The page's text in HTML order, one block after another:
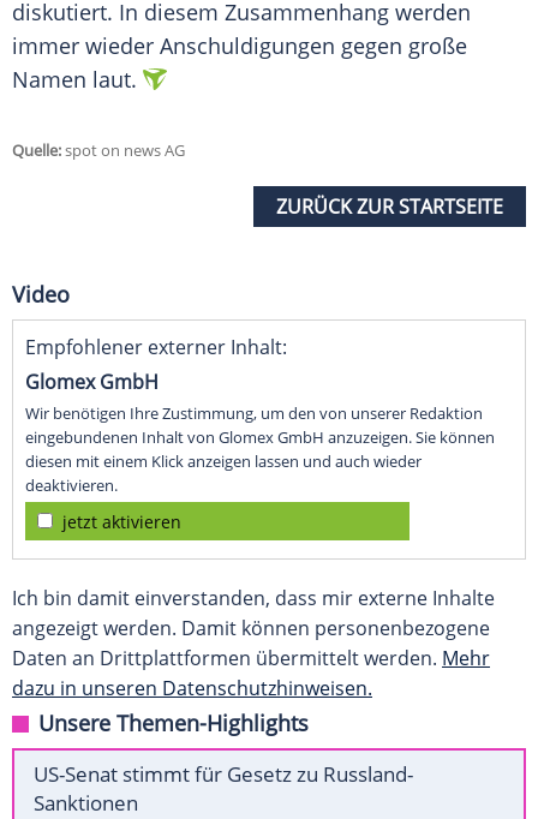
diskutiert. In diesem Zusammenhang werden
immer wieder Anschuldigungen gegen große
Namen laut.
Quelle:spot on news AG
ZURÜCK ZUR STARTSEITE
Video
Empfohlener externer Inhalt:
Glomex GmbH
Wir benötigen Ihre Zustimmung, um den von unserer Redaktion
eingebundenen Inhalt von Glomex GmbH anzuzeigen. Sie können
diesen mit einem Klick anzeigen lassen und auch wieder
deaktivieren.
jetzt aktivieren
Ich bin damit einverstanden, dass mir externe Inhalte
angezeigt werden. Damit können personenbezogene
Daten an Drittplattformen übermittelt werden. Mehr
dazu in unseren Datenschutzhinweisen.
Unsere Themen-Highlights
US-Senat stimmt für Gesetz zu Russland-
Sanktionen